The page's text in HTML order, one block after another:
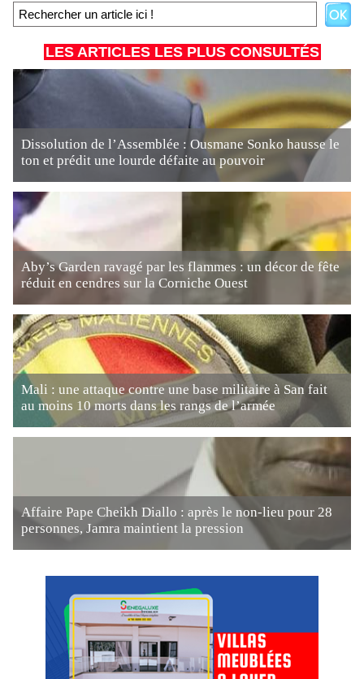
LES ARTICLES LES PLUS CONSULTÉS
Dissolution de l’Assemblée : Ousmane Sonko hausse le
ton et prédit une lourde défaite au pouvoir
Aby’s Garden ravagé par les flammes : un décor de fête
réduit en cendres sur la Corniche Ouest
Mali : une attaque contre une base militaire à San fait
au moins 10 morts dans les rangs de l’armée
Affaire Pape Cheikh Diallo : après le non-lieu pour 28
personnes, Jamra maintient la pression